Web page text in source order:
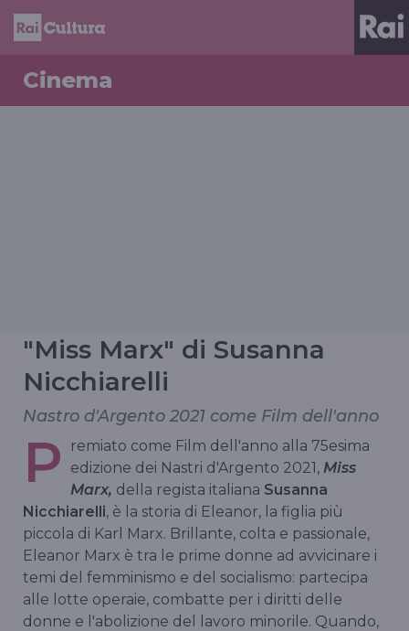
Cinema
"Miss Marx" di Susanna
Nicchiarelli
Nastro d'Argento 2021 come Film dell'anno
P
remiato come Film dell'anno alla 75esima
edizione dei Nastri d'Argento 2021, Miss
Marx, della regista italiana Susanna
Nicchiarelli, è la storia di Eleanor, la figlia più
piccola di Karl Marx. Brillante, colta e passionale,
Eleanor Marx è tra le prime donne ad avvicinare i
temi del femminismo e del socialismo: partecipa
alle lotte operaie, combatte per i diritti delle
donne e l'abolizione del lavoro minorile. Quando,